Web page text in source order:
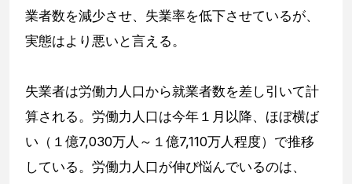
業者数を減少させ、失業率を低下させているが、
実態はより悪いと言える。
失業者は労働力人口から就業者数を差し引いて計
算される。労働力人口は今年１月以降、ほぼ横ば
い（１億7,030万人～１億7,110万人程度）で推移
している。労働力人口が伸び悩んでいるのは、